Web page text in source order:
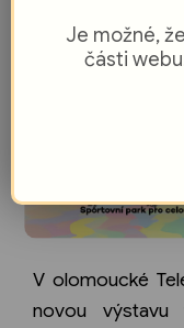
V olomoucké
novou výstavu
Je možné,
části